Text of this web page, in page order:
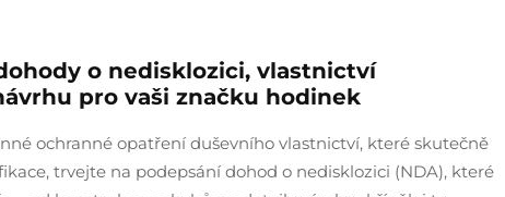
o nedisklozici, vlastnictví
pro vaši značku hodinek
ochranné opatření duševního vlastnictví, které skutečně
trvejte na podepsání dohod o nedisklozici (NDA), které